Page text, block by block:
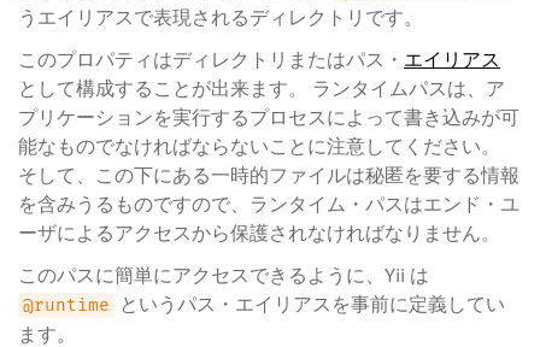
うエイリアスで表現されるディレクトリです。
このプロパティはディレクトリまたはパス・ エイリアス
として構成することが出来ます。 ランタイムパスは、ア
プリケーションを実行するプロセスによって書き込みが可
能なものでなければならないことに注意してください。
そして、この下にある一時的ファイルは秘匿を要する情報
を含みうるものですので、ランタイム・パスはエンド・ユ
ーザによるアクセスから保護されなければなりません。
このパスに簡単にアクセスできるように、Yii は
@runtime
というパス・エイリアスを事前に定義してい
ます。